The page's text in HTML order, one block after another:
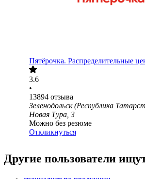
Пятёрочка. Распределительные
3.6
•
13894 отзыва
Зеленодольск (Республика
Новая Тура, 3
Можно без резюме
Откликнуться
Другие пользователи